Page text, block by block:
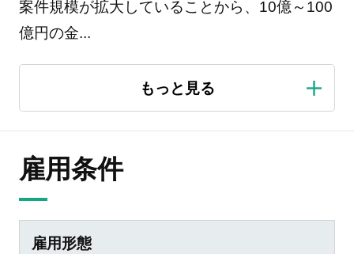
案件規模が拡大していることから、10億～100
億円の金...
雇用条件
雇用形態